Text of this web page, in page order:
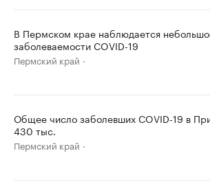
В Пермском крае наблюдается
заболеваемости COVID-19
Пермский край
Общее число заболевших COVID-19 в
430 тыс.
Пермский край